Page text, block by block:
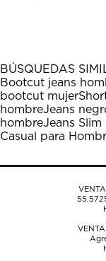
1
estrella
Esta
acción
abrirá
el
formulario
envío.
estrellas.
Esta
acción
abrirá
el
formulario
envío.
estrellas.
Esta
acción
abrirá
el
envío.
Esta
el
el
BÚSQUEDAS
Bootcut jeans
bootcut mujer
hombreJeans
hombreJeans
Casual para